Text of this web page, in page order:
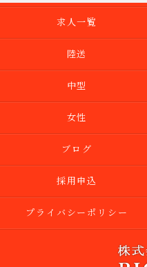
求人一覧
陸送
中型
女性
ブログ
採用申込
プライバシーポリシー